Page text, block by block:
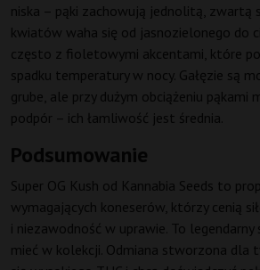
niska – pąki zachowują jednolitą, zwartą
kwiatów waha się od jasnozielonego do
często z fioletowymi akcentami, które
spadku temperatury w nocy. Gałęzie są
grube, ale przy dużym obciążeniu pąkami
podpór – ich łamliwość jest średnia.
Podsumowanie
Super OG Kush od Kannabia Seeds to
wymagających koneserów, którzy cenią
i niezawodność w uprawie. To
mieć w kolekcji. Odmiana stworzona dla